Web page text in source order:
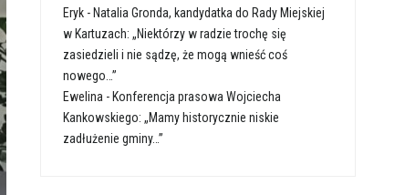
Eryk - Natalia Gronda, kandydatka do Rady Miejskiej
w Kartuzach: „Niektórzy w radzie trochę się
zasiedzieli i nie sądzę, że mogą wnieść coś
nowego…”
Ewelina - Konferencja prasowa Wojciecha
Kankowskiego: „Mamy historycznie niskie
zadłużenie gminy…”